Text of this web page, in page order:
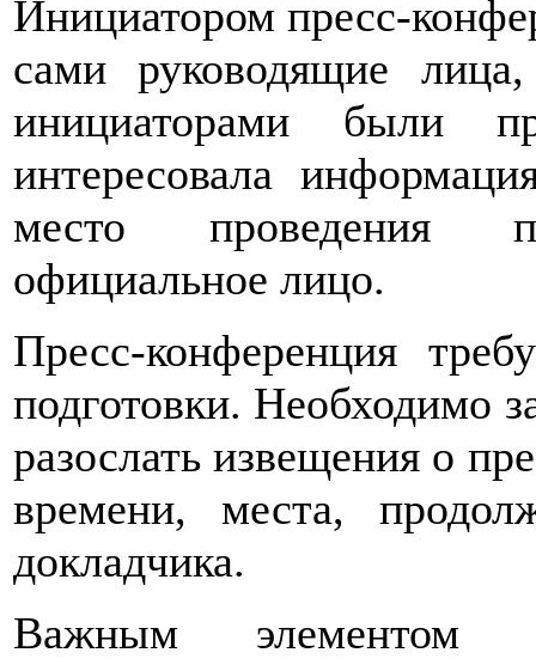
Инициатором пресс-
сами руководящие
инициаторами были
интересовала
место проведения
официальное лицо.
Пресс-конференция
подготовки. Необходимо
разослать извещения о
времени, места,
докладчика.
Важным элементом